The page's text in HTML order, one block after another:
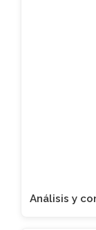
Análisis y